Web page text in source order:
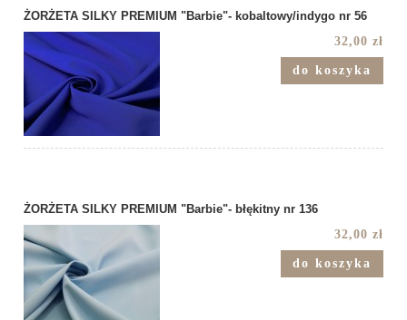
ŻORŻETA SILKY PREMIUM "Barbie"- kobaltowy/indygo nr 56
32,00 zł
do koszyka
ŻORŻETA SILKY PREMIUM "Barbie"- błękitny nr 136
32,00 zł
do koszyka